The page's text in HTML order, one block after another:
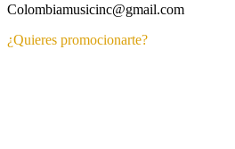
Colombiamusicinc@gmail.com
¿Quieres promocionarte?